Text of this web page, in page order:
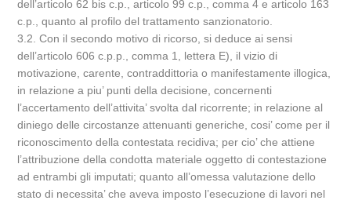
dell’articolo 62 bis c.p., articolo 99 c.p., comma 4 e articolo 163
c.p., quanto al profilo del trattamento sanzionatorio.
3.2. Con il secondo motivo di ricorso, si deduce ai sensi
dell’articolo 606 c.p.p., comma 1, lettera E), il vizio di
motivazione, carente, contraddittoria o manifestamente illogica,
in relazione a piu’ punti della decisione, concernenti
l’accertamento dell’attivita’ svolta dal ricorrente; in relazione al
diniego delle circostanze attenuanti generiche, cosi’ come per il
riconoscimento della contestata recidiva; per cio’ che attiene
l’attribuzione della condotta materiale oggetto di contestazione
ad entrambi gli imputati; quanto all’omessa valutazione dello
stato di necessita’ che aveva imposto l’esecuzione di lavori nel